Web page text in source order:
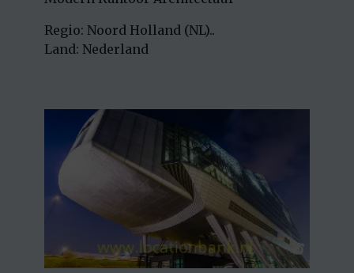
Regio: Noord Holland (NL)..
Land: Nederland